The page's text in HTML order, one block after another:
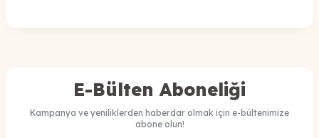
E-Bülten Aboneliği
Kampanya ve yeniliklerden haberdar olmak için e-bültenimize
abone olun!